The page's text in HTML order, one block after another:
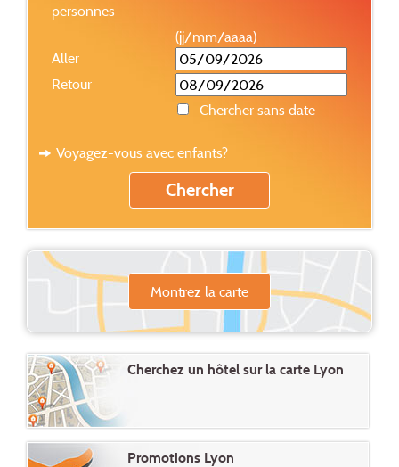
personnes
(jj/mm/aaaa)
Aller
Retour
Chercher sans date
Voyagez-vous avec enfants?
Montrez la carte
Cherchez un hôtel sur la carte Lyon
Promotions Lyon